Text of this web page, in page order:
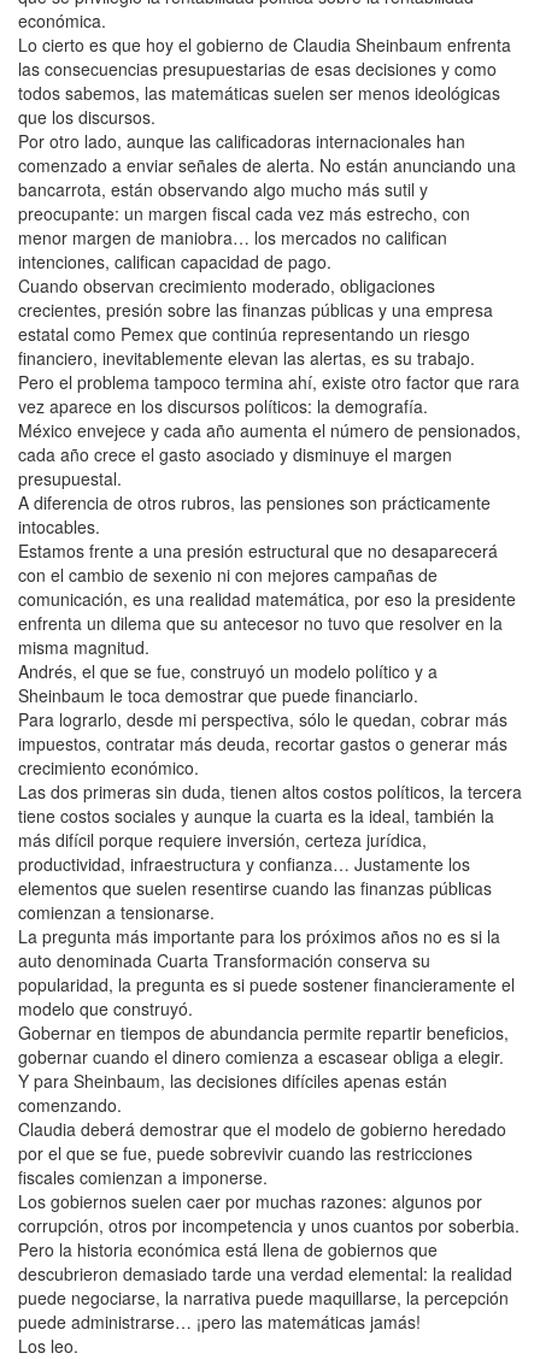
económica.
Lo cierto es que hoy el gobierno de Claudia Sheinbaum enfrenta
las consecuencias presupuestarias de esas decisiones y como
todos sabemos, las matemáticas suelen ser menos ideológicas
que los discursos.
Por otro lado, aunque las calificadoras internacionales han
comenzado a enviar señales de alerta. No están anunciando una
bancarrota, están observando algo mucho más sutil y
preocupante: un margen fiscal cada vez más estrecho, con
menor margen de maniobra… los mercados no califican
intenciones, califican capacidad de pago.
Cuando observan crecimiento moderado, obligaciones
crecientes, presión sobre las finanzas públicas y una empresa
estatal como Pemex que continúa representando un riesgo
financiero, inevitablemente elevan las alertas, es su trabajo.
Pero el problema tampoco termina ahí, existe otro factor que rara
vez aparece en los discursos políticos: la demografía.
México envejece y cada año aumenta el número de pensionados,
cada año crece el gasto asociado y disminuye el margen
presupuestal.
A diferencia de otros rubros, las pensiones son prácticamente
intocables.
Estamos frente a una presión estructural que no desaparecerá
con el cambio de sexenio ni con mejores campañas de
comunicación, es una realidad matemática, por eso la presidente
enfrenta un dilema que su antecesor no tuvo que resolver en la
misma magnitud.
Andrés, el que se fue, construyó un modelo político y a
Sheinbaum le toca demostrar que puede financiarlo.
Para lograrlo, desde mi perspectiva, sólo le quedan, cobrar más
impuestos, contratar más deuda, recortar gastos o generar más
crecimiento económico.
Las dos primeras sin duda, tienen altos costos políticos, la tercera
tiene costos sociales y aunque la cuarta es la ideal, también la
más difícil porque requiere inversión, certeza jurídica,
productividad, infraestructura y confianza… Justamente los
elementos que suelen resentirse cuando las finanzas públicas
comienzan a tensionarse.
La pregunta más importante para los próximos años no es si la
auto denominada Cuarta Transformación conserva su
popularidad, la pregunta es si puede sostener financieramente el
modelo que construyó.
Gobernar en tiempos de abundancia permite repartir beneficios,
gobernar cuando el dinero comienza a escasear obliga a elegir.
Y para Sheinbaum, las decisiones difíciles apenas están
comenzando.
Claudia deberá demostrar que el modelo de gobierno heredado
por el que se fue, puede sobrevivir cuando las restricciones
fiscales comienzan a imponerse.
Los gobiernos suelen caer por muchas razones: algunos por
corrupción, otros por incompetencia y unos cuantos por soberbia.
Pero la historia económica está llena de gobiernos que
descubrieron demasiado tarde una verdad elemental: la realidad
puede negociarse, la narrativa puede maquillarse, la percepción
puede administrarse… ¡pero las matemáticas jamás!
Los leo.